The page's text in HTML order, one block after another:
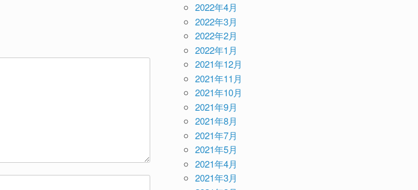
2022年4月
2022年3月
2022年2月
2022年1月
2021年12月
2021年11月
2021年10月
2021年9月
2021年8月
2021年7月
2021年5月
2021年4月
2021年3月